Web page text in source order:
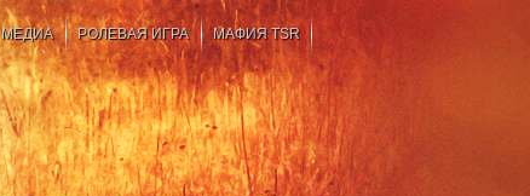
МЕДИА РОЛЕВАЯ ИГРА МАФИЯ TSR